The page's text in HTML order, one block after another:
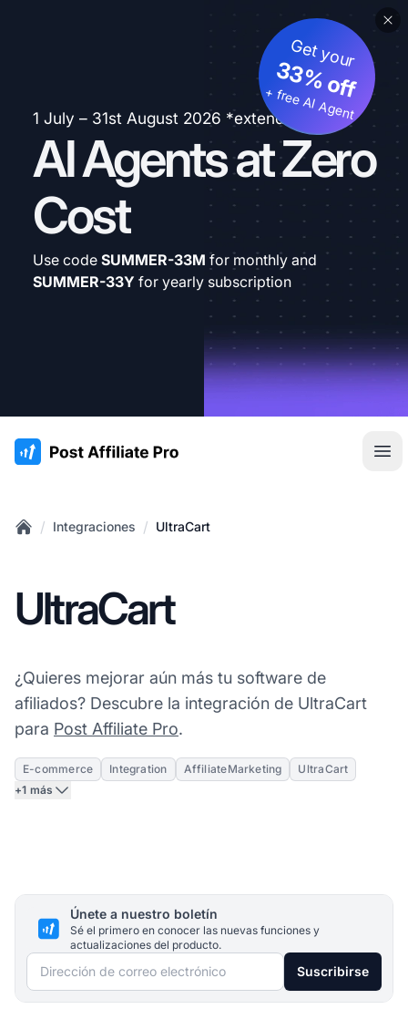
1 July – 31st August 2026 *extended
AI Agents at Zero
Cost
Get your
33% off
+ free AI Agent
Use code SUMMER-33M for monthly and
SUMMER-33Y for yearly subscription
:site.title
/ Integraciones / UltraCart
UltraCart
¿Quieres mejorar aún más tu software de
afiliados? Descubre la integración de UltraCart
para Post Affiliate Pro.
E-commerce Integration AffiliateMarketing
UltraCart
+1 más
Únete a nuestro boletín
Sé el primero en conocer las nuevas funciones y
actualizaciones del producto.
Dirección de correo electrónico Suscribirse